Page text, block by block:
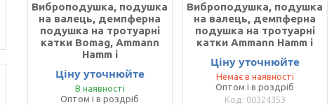
Виброподушка, подушка
на валець, демпферна
подушка на тротуарні
катки Bomag, Ammann
Hamm і
Ціну уточнюйте
В наявності
Оптом і в роздріб
Виброподушка, подушка
на валець, демпферна
подушка на тротуарні
катки Ammann Hamm і
Ціну уточнюйте
Немає в наявності
Оптом і в роздріб
00324353